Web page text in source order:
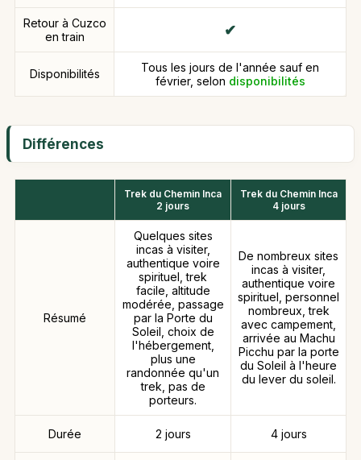
Retour à Cuzco
en train
Disponibilités
Tous les jours de l'année sauf en
février, selon disponibilités
Différences
Trek du Chemin Inca
2 jours
Trek du Chemin Inca
4 jours
Résumé
Quelques sites
incas à visiter,
authentique voire
spirituel, trek
facile, altitude
modérée, passage
par la Porte du
Soleil, choix de
l'hébergement,
plus une
randonnée qu'un
trek, pas de
porteurs.
De nombreux sites
incas à visiter,
authentique voire
spirituel, personnel
nombreux, trek
avec campement,
arrivée au Machu
Picchu par la porte
du Soleil à l'heure
du lever du soleil.
Durée 2 jours 4 jours